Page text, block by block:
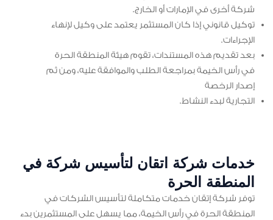
شركة أخرى في الإمارات أو الخارج.
توكيل قانوني إذا كان المستثمر يعتمد على وكيل لإنهاء
الإجراءات.
بعد تقديم هذه المستندات، تقوم هيئة المنطقة الحرة
في رأس الخيمة بمراجعة الطلب والموافقة عليه، ومن ثم
إصدار الرخصة
التجارية لبدء النشاط.
خدمات شركة اتقان لتأسيس شركة في
المنطقة الحرة
توفر شركة إتقان خدمات متكاملة لتأسيس الشركات في
المنطقة الحرة في رأس الخيمة، مما يسهل على المستثمرين بدء